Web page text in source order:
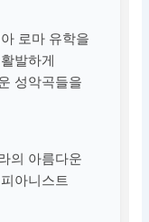
로마 유학을
발하게
성악곡들을
의 아름다운
아니스트